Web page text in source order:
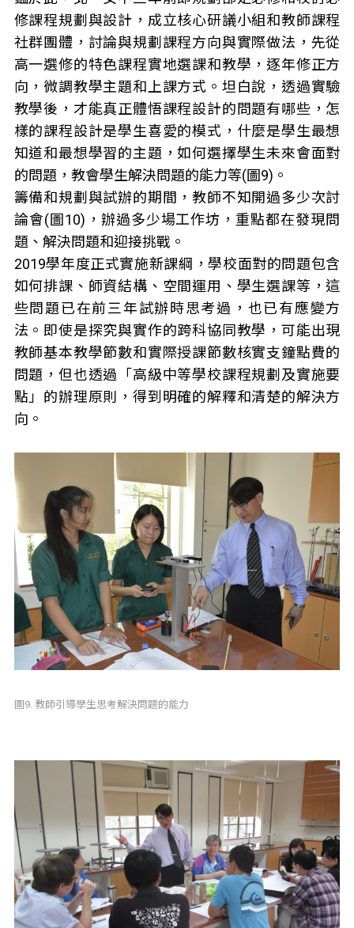
修課程規劃與設計，成立核心研議小組和教師課程
社群團體，討論與規劃課程方向與實際做法，先從
高一選修的特色課程實地選課和教學，逐年修正方
向，微調教學主題和上課方式。坦白說，透過實驗
教學後，才能真正體悟課程設計的問題有哪些，怎
樣的課程設計是學生喜愛的模式，什麼是學生最想
知道和最想學習的主題，如何選擇學生未來會面對
的問題，教會學生解決問題的能力等(圖9)。
籌備和規劃與試辦的期間，教師不知開過多少次討
論會(圖10)，辦過多少場工作坊，重點都在發現問
題、解決問題和迎接挑戰。
2019學年度正式實施新課綱，學校面對的問題包含
如何排課、師資結構、空間運用、學生選課等，這
些問題已在前三年試辦時思考過，也已有應變方
法。即使是探究與實作的跨科協同教學，可能出現
教師基本教學節數和實際授課節數核實支鐘點費的
問題，但也透過「高級中等學校課程規劃及實施要
點」的辦理原則，得到明確的解釋和清楚的解決方
向。
圖9. 教師引導學生思考解決問題的能力